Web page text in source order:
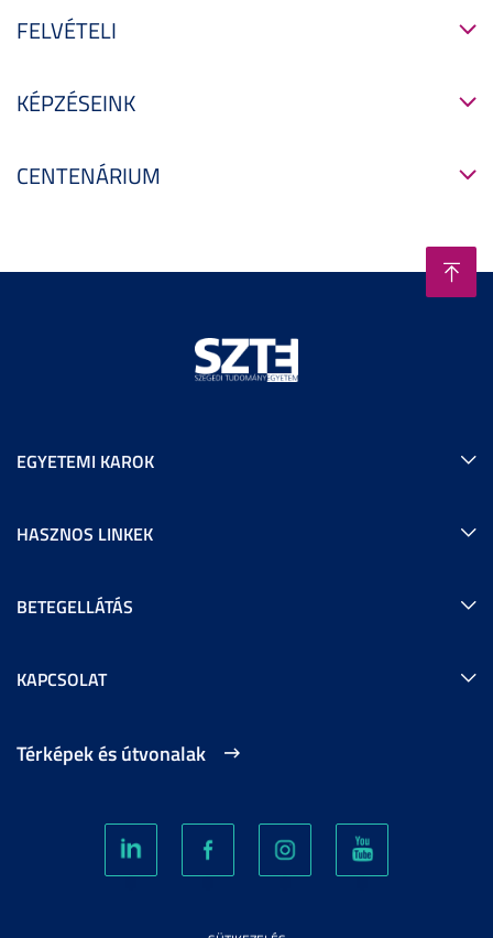
FELVÉTELI
KÉPZÉSEINK
CENTENÁRIUM
EGYETEMI KAROK
HASZNOS LINKEK
BETEGELLÁTÁS
KAPCSOLAT
Térképek és útvonalak